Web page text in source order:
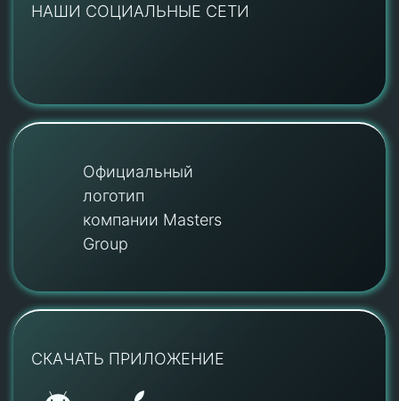
НАШИ СОЦИАЛЬНЫЕ СЕТИ
Официальный
логотип
компании Masters
Group
СКАЧАТЬ ПРИЛОЖЕНИЕ